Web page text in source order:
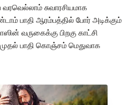
சுவாரசியமாக
பாதி ஆரம்பத்தில் போர் அடிக்கும்
வருகைக்கு பிறகு காட்சி
முதல் பாதி கொஞ்சம் மெதுவாக